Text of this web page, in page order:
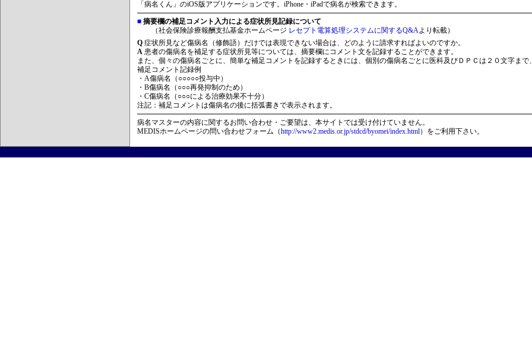
「病名くん」のiOS版アプリケーションです。iPhone・iPadで病名が検索できます。
■ 摘要欄の補足コメント入力による症状所見記録について
（社会保険診療報酬支払基金ホームページ レセプト電算処理システムに関するQ&Aより転載）
Q 症状所見など傷病名（修飾語）だけでは表現できない場合は、どのように請求すればよいのですか。
A 患者の傷病名を補足する症状所見等については、摘要欄にコメント文を記録することができます。
また、個々の傷病名ごとに、簡単な補足コメントを記録するときには、個別の傷病名ごとに医科及びＤＰＣは２０文字まで
補足コメント記録例
・A傷病名（○○○○○投与中）
・B傷病名（○○○再発抑制のため）
・C傷病名（○○○による治療効果不十分）
注記：補足コメントは傷病名の後に括弧書きで表示されます。
病名マスターの内容に関するお問い合わせ・ご要望は、本サイトでは受け付けていません。
MEDISホームページの問い合わせフォーム（http://www2.medis.or.jp/stdcd/byomei/index.html）をご利用下さい。